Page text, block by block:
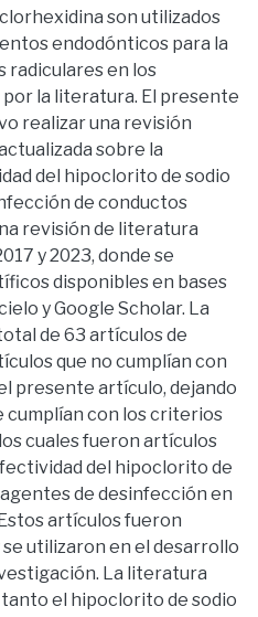
son utilizados
endodónticos para la
radiculares en los
la literatura. El presente
realizar una revisión
sobre la
del hipoclorito de sodio
de conductos
revisión de literatura
y 2023, donde se
disponibles en bases
y Google Scholar. La
de 63 artículos de
que no cumplían con
presente artículo, dejando
cumplían con los criterios
cuales fueron artículos
del hipoclorito de
de desinfección en
artículos fueron
utilizaron en el desarrollo
La literatura
el hipoclorito de sodio